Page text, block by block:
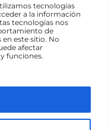
tecnologías
a la información
tecnologías nos
de
este sitio. No
afectar
funciones.